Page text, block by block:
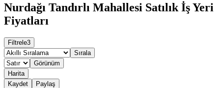
Nurdağı Tandırlı Mahallesi Satılık İş Yeri
Fiyatları
Filtrele3
Sırala
Görünüm
Harita
Kaydet
Paylaş